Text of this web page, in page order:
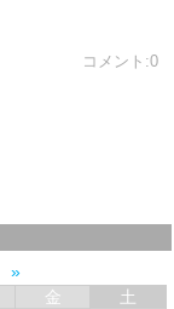
コメント:0
金
土